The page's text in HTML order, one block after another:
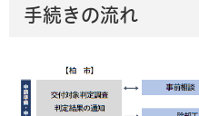
手続きの流れ